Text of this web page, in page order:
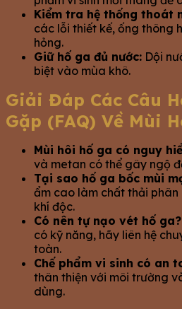
Kiểm tra hệ thống thoát
các lỗi thiết kế, ống thông
hỏng.
Giữ hố ga đủ nước: Dội
biệt vào mùa khô.
Giải Đáp Các Câu
Gặp (FAQ) Về Mùi
Mùi hôi hố ga có nguy
và metan có thể gây ngộ
Tại sao hố ga bốc mùi
ẩm cao làm chất thải phân
khí độc.
Có nên tự nạo vét hố ga?
có kỹ năng, hãy liên hệ
toàn.
Chế phẩm vi sinh có an
thân thiện với môi trường
dùng.